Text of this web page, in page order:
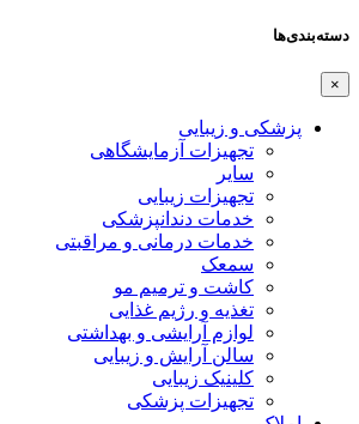
دسته‌بندی‌ها
×
پزشکی و زیبایی
تجهیزات آزمایشگاهی
سایر
تجهیزات زیبایی
خدمات دندانپزشکی
خدمات درمانی و مراقبتی
سمعک
کاشت و ترمیم مو
تغذیه و رژیم غذایی
لوازم آرایشی و بهداشتی
سالن آرایش و زیبایی
کلینیک زیبایی
تجهیزات پزشکی